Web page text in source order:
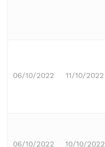
06/10/2022 11/10/2022
06/10/2022 10/10/2022